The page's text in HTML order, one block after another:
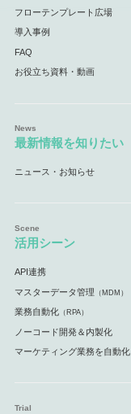
フローテンプレート広場
導入事例
FAQ
お役立ち資料・動画
最新情報を知りたい
ニュース・お知らせ
活用シーン
API連携
マスターデータ管理 （MDM）
業務自動化（RPA）
ノーコード開発＆内製化
マーケティング業務を自動化